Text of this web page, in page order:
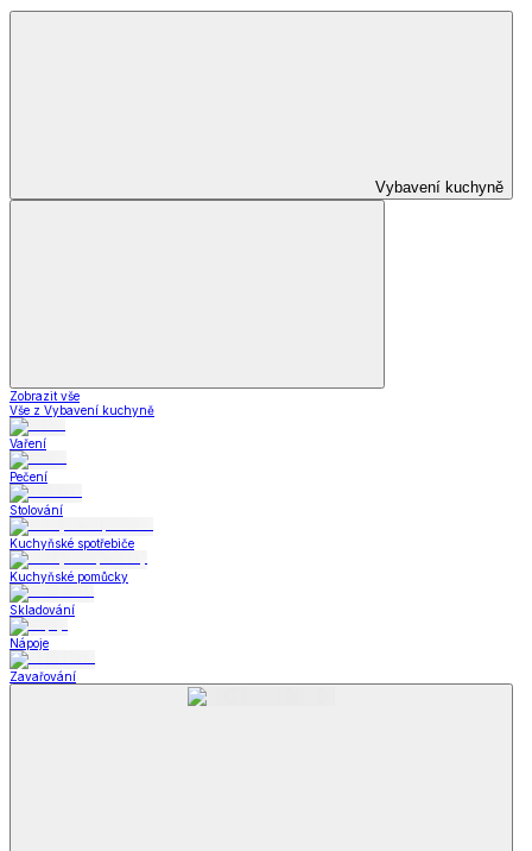
Vybavení kuchyně
Zobrazit vše
Vše z Vybavení kuchyně
Vaření
Pečení
Stolování
Kuchyňské spotřebiče
Kuchyňské pomůcky
Skladování
Nápoje
Zavařování